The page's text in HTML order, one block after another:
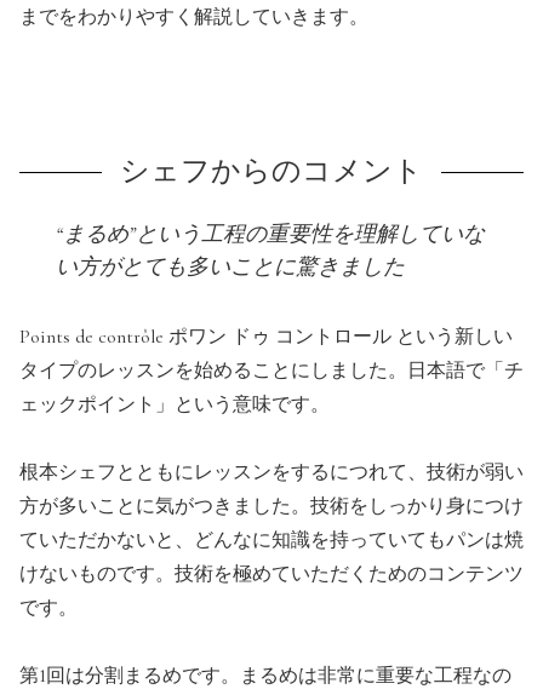
までをわかりやすく解説していきます。
シェフからのコメント
“まるめ”という工程の重要性を理解していな
い方がとても多いことに驚きました
Points de contrôle ポワン ドゥ コントロール という新しい
タイプのレッスンを始めることにしました。日本語で「チ
ェックポイント」という意味です。
根本シェフとともにレッスンをするにつれて、技術が弱い
方が多いことに気がつきました。技術をしっかり身につけ
ていただかないと、どんなに知識を持っていてもパンは焼
けないものです。技術を極めていただくためのコンテンツ
です。
第1回は分割まるめです。まるめは非常に重要な工程なの